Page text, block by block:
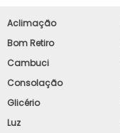
Aclimação
Bom Retiro
Cambuci
Consolação
Glicério
Luz